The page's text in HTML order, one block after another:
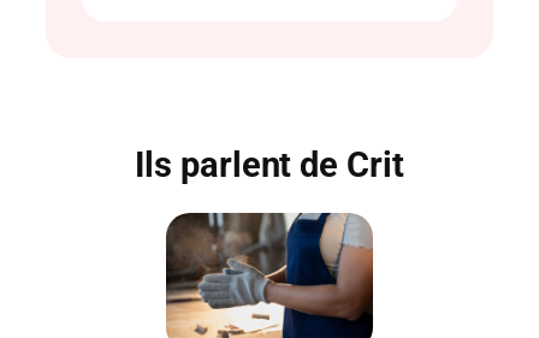
Ils parlent de Crit